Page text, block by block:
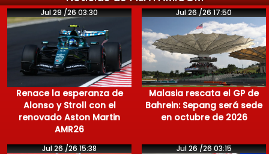
Jul 29 /26 03:30
Renace la esperanza de
Alonso y Stroll con el
renovado Aston Martin
AMR26
Jul 26 /26 17:50
Malasia rescata el GP de
Bahrein: Sepang será sede
en octubre de 2026
Jul 26 /26 15:38 Jul 26 /26 03:15